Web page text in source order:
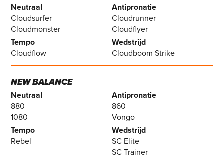
Neutraal
Cloudsurfer
Cloudmonster
Antipronatie
Cloudrunner
Cloudflyer
Tempo
Cloudflow
Wedstrijd
Cloudboom Strike
NEW BALANCE
Neutraal
880
1080
Antipronatie
860
Vongo
Tempo
Rebel
Wedstrijd
SC Elite
SC Trainer